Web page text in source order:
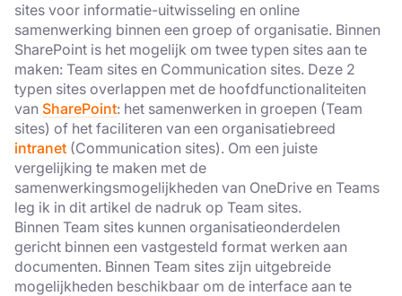
sites voor informatie-uitwisseling en online
samenwerking binnen een groep of organisatie. Binnen
SharePoint is het mogelijk om twee typen sites aan te
maken: Team sites en Communication sites. Deze 2
typen sites overlappen met de hoofdfunctionaliteiten
van SharePoint: het samenwerken in groepen (Team
sites) of het faciliteren van een organisatiebreed
intranet (Communication sites). Om een juiste
vergelijking te maken met de
samenwerkingsmogelijkheden van OneDrive en Teams
leg ik in dit artikel de nadruk op Team sites.
Binnen Team sites kunnen organisatieonderdelen
gericht binnen een vastgesteld format werken aan
documenten. Binnen Team sites zijn uitgebreide
mogelijkheden beschikbaar om de interface aan te